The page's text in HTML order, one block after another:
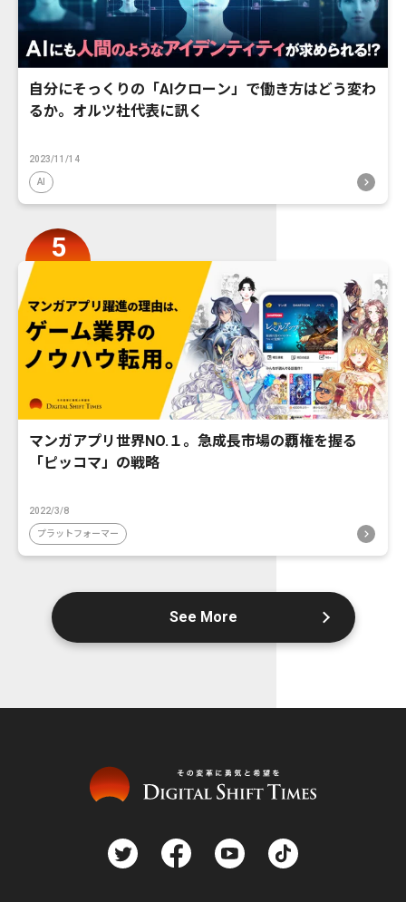
自分にそっくりの「AIクローン」で働き方はどう変わ
るか。オルツ社代表に訊く
2023/11/14
AI
マンガアプリ世界NO.１。急成長市場の覇権を握る
「ピッコマ」の戦略
2022/3/8
プラットフォーマー
See More